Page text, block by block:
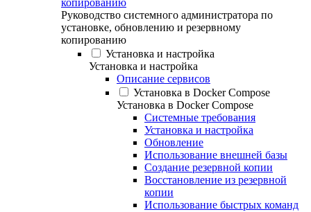
копированию
Руководство системного администратора по
установке, обновлению и резервному
копированию
Установка и настройка
Установка и настройка
Описание сервисов
Установка в Docker Compose
Установка в Docker Compose
Системные требования
Установка и настройка
Обновление
Использование внешней базы
Создание резервной копии
Восстановление из резервной
копии
Использование быстрых команд